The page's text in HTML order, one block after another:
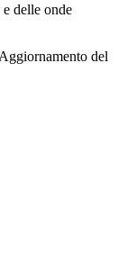
delle onde
del